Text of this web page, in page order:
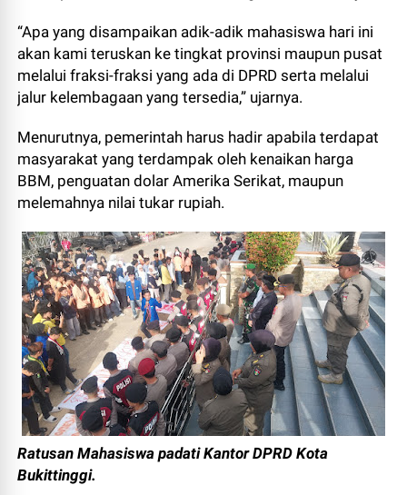
“Apa yang disampaikan adik-adik mahasiswa hari ini
akan kami teruskan ke tingkat provinsi maupun pusat
melalui fraksi-fraksi yang ada di DPRD serta melalui
jalur kelembagaan yang tersedia,” ujarnya.
Menurutnya, pemerintah harus hadir apabila terdapat
masyarakat yang terdampak oleh kenaikan harga
BBM, penguatan dolar Amerika Serikat, maupun
melemahnya nilai tukar rupiah.
Ratusan Mahasiswa padati Kantor DPRD Kota
Bukittinggi.